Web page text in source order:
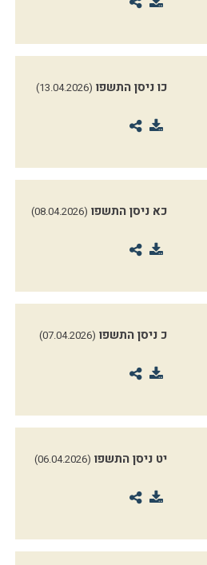
כו ניסן התשפו (13.04.2026)
כא ניסן התשפו (08.04.2026)
כ ניסן התשפו (07.04.2026)
יט ניסן התשפו (06.04.2026)